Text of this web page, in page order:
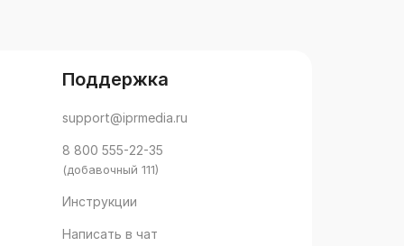
Поддержка
support@iprmedia.ru
8 800 555-22-35
(добавочный 111)
Инструкции
Написать в чат